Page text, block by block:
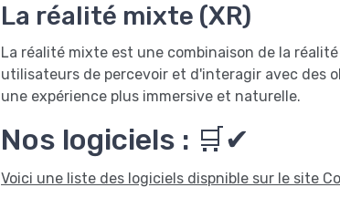
La réalité mixte (XR)
La réalité mixte est une combinaison de la
utilisateurs de percevoir et d'interagir avec des
une expérience plus immersive et naturelle.
Nos logiciels : 🛒✔
Voici une liste des logiciels dispnible sur le site